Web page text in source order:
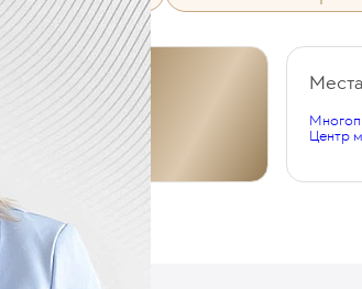
Общий стаж
8 лет
Центр